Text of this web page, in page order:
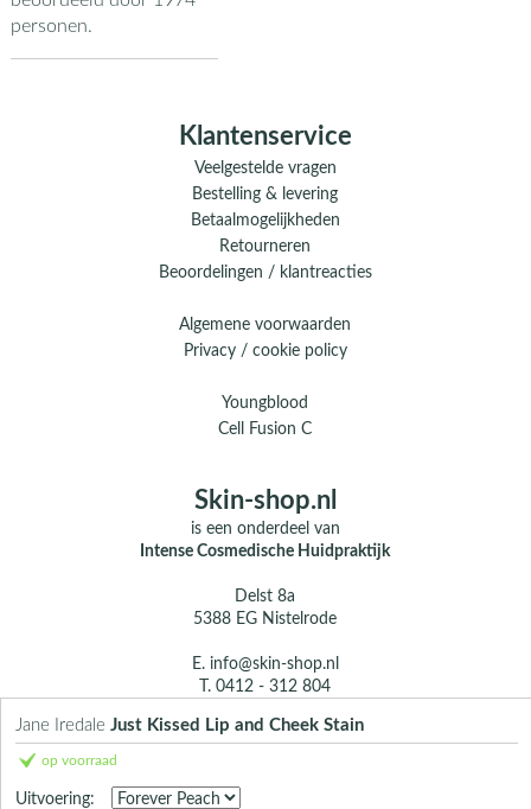
Jane Iredale Just Kissed Lip and Cheek Stain
op voorraad
Uitvoering:
personen.
Klantenservice
Veelgestelde vragen
Bestelling & levering
Betaalmogelijkheden
Retourneren
Beoordelingen / klantreacties
Algemene voorwaarden
Privacy / cookie policy
Youngblood
Cell Fusion C
Skin-shop.nl
is een onderdeel van
Intense Cosmedische Huidpraktijk
Delst 8a
5388 EG Nistelrode
E. info@skin-shop.nl
T.0412 - 312 804